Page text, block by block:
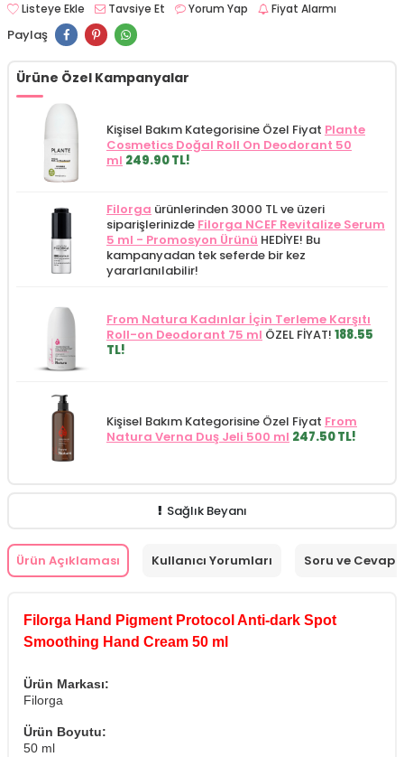
Listeye Ekle Tavsiye Et Yorum Yap Fiyat Alarmı
Paylaş
Ürüne Özel Kampanyalar
Kişisel Bakım Kategorisine Özel Fiyat Plante
Cosmetics Doğal Roll On Deodorant 50
ml 249.90 TL!
Filorga ürünlerinden 3000 TL ve üzeri
siparişlerinizde Filorga NCEF Revitalize Serum
5 ml - Promosyon Ürünü HEDİYE! Bu
kampanyadan tek seferde bir kez
yararlanılabilir!
From Natura Kadınlar İçin Terleme Karşıtı
Roll-on Deodorant 75 ml ÖZEL FİYAT! 188.55
TL!
Kişisel Bakım Kategorisine Özel Fiyat From
Natura Verna Duş Jeli 500 ml 247.50 TL!
Sağlık Beyanı
Ürün Açıklaması Kullanıcı Yorumları Soru ve Cevap
Filorga Hand Pigment Protocol Anti-dark Spot
Smoothing Hand Cream 50 ml
Ürün Markası:
Filorga
Ürün Boyutu:
50 ml